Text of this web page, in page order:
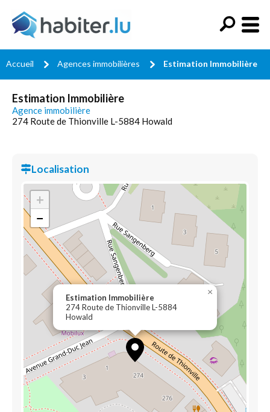
Accueil Agences immobilières Estimation Immobilière
Estimation Immobilière
Agence immobilière
274 Route de Thionville L-5884 Howald
Localisation
Estimation Immobilière
274 Route de Thionville L-5884
Howald
×
+
−